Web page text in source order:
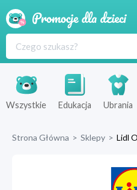
Wszystkie Edukacja Ubrania
Strona Główna > Sklepy > Lidl